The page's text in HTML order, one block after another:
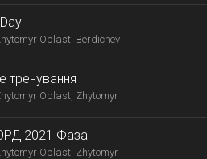
Oblast, Berdichev
тренування
Oblast, Zhytomyr
2021 Фаза II
Oblast, Zhytomyr